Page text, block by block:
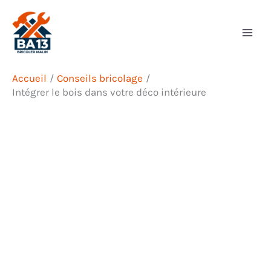
contenu
Accueil
Conseils bricolage
Intégrer le bois dans votre déco intérieure
Rechercher